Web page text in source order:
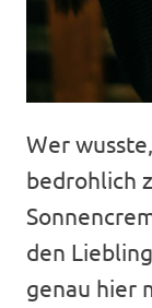
Wer
bedrohlich
den
genau hier